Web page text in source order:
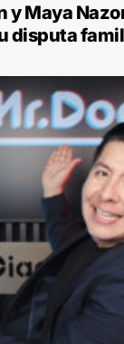
y Maya
disputa